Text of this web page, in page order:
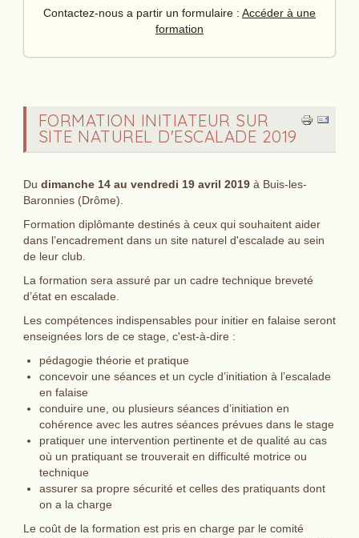
Contactez-nous a partir un formulaire : Accéder à une
formation
FORMATION INITIATEUR SUR
SITE NATUREL D'ESCALADE 2019
Du dimanche 14 au vendredi 19 avril 2019à Buis-les-
Baronnies (Drôme).
Formation diplômante destinés à ceux qui souhaitent aider
dans l’encadrement dans un site naturel d'escalade au sein
de leur club.
La formation sera assuré par un cadre technique breveté
d’état en escalade.
Les compétences indispensables pour initier en falaise seront
enseignées lors de ce stage, c'est-à-dire :
pédagogie théorie et pratique
concevoir une séances et un cycle d’initiation à l’escalade
en falaise
conduire une, ou plusieurs séances d’initiation en
cohérence avec les autres séances prévues dans le stage
pratiquer une intervention pertinente et de qualité au cas
où un pratiquant se trouverait en difficulté motrice ou
technique
assurer sa propre sécurité et celles des pratiquants dont
on a la charge
Le coût de la formation est pris en charge par le comité